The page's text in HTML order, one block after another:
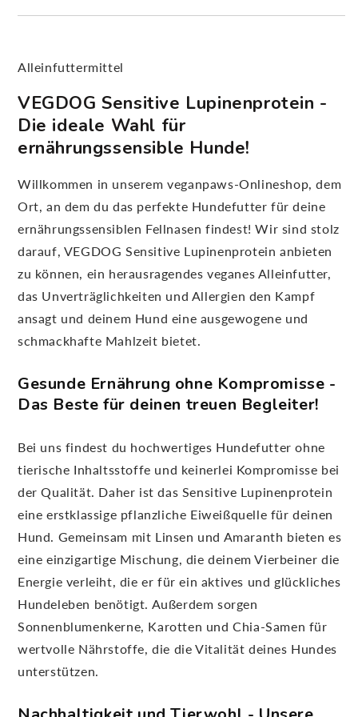
Alleinfuttermittel
VEGDOG Sensitive Lupinenprotein -
Die ideale Wahl für
ernährungssensible Hunde!
Willkommen in unserem veganpaws-Onlineshop, dem
Ort, an dem du das perfekte Hundefutter für deine
ernährungssensiblen Fellnasen findest! Wir sind stolz
darauf, VEGDOG Sensitive Lupinenprotein anbieten
zu können, ein herausragendes veganes Alleinfutter,
das Unverträglichkeiten und Allergien den Kampf
ansagt und deinem Hund eine ausgewogene und
schmackhafte Mahlzeit bietet.
Gesunde Ernährung ohne Kompromisse -
Das Beste für deinen treuen Begleiter!
Bei uns findest du hochwertiges Hundefutter ohne
tierische Inhaltsstoffe und keinerlei Kompromisse bei
der Qualität. Daher ist das Sensitive Lupinenprotein
eine erstklassige pflanzliche Eiweißquelle für deinen
Hund. Gemeinsam mit Linsen und Amaranth bieten es
eine einzigartige Mischung, die deinem Vierbeiner die
Energie verleiht, die er für ein aktives und glückliches
Hundeleben benötigt. Außerdem sorgen
Sonnenblumenkerne, Karotten und Chia-Samen für
wertvolle Nährstoffe, die die Vitalität deines Hundes
unterstützen.